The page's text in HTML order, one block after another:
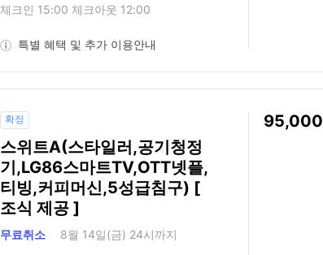
체크인 15:00 체크아웃 12:00
특별 혜택 및 추가 이용안내
확정
스위트A(스타일러,공기청정
기,LG86스마트TV,OTT넷플,
티빙,커피머신,5성급침구) [
조식 제공 ]
무료취소 8월 14일(금) 24시까지
95,000